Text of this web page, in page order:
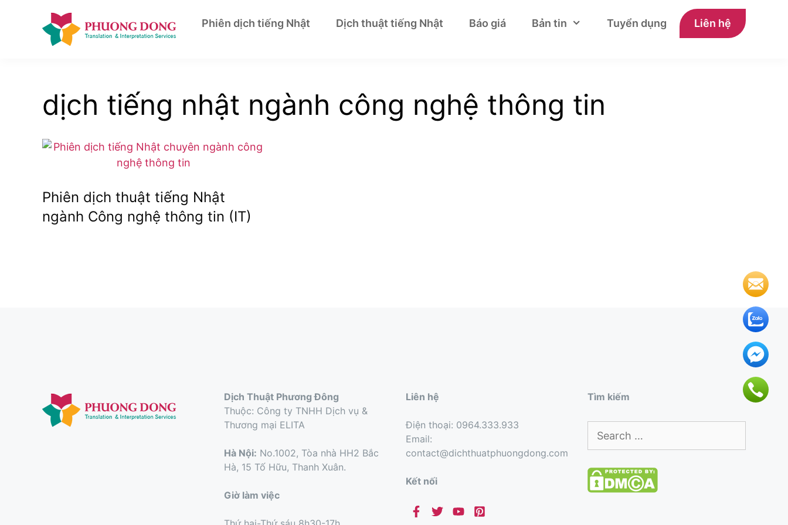
Phiên dịch tiếng Nhật Dịch thuật tiếng Nhật Báo giá Bản tin Tuyển dụng Liên hệ
dịch tiếng nhật ngành công nghệ thông tin
Phiên dịch thuật tiếng Nhật
ngành Công nghệ thông tin (IT)
Dịch Thuật Phương Đông
Thuộc: Công ty TNHH Dịch vụ &
Thương mại ELITA
Hà Nội: No.1002, Tòa nhà HH2 Bắc
Hà, 15 Tố Hữu, Thanh Xuân.
Giờ làm việc
Liên hệ
Điện thoại: 0964.333.933
Email:
contact@dichthuatphuongdong.com
Kết nối
Tìm kiếm
for: